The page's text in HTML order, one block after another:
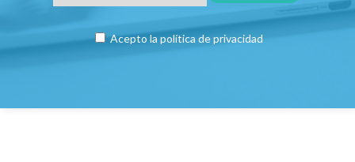
Acepto la política de privacidad